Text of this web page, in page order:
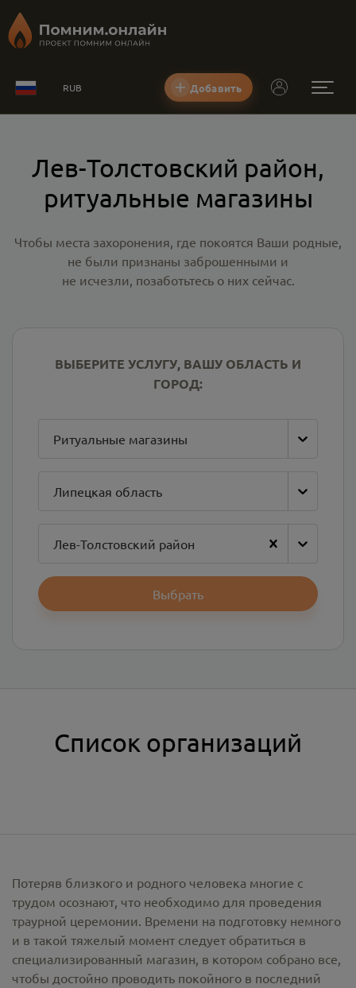
RUB Добавить
Лев-Толстовский район,
ритуальные магазины
Чтобы места захоронения, где покоятся Ваши родные,
не были признаны заброшенными и
не исчезли, позаботьтесь о них сейчас.
ВЫБЕРИТЕ УСЛУГУ, ВАШУ ОБЛАСТЬ И
ГОРОД:
Ритуальные магазины
Липецкая область
Лев-Толстовский район
Выбрать
Список организаций
Потеряв близкого и родного человека многие с
трудом осознают, что необходимо для проведения
траурной церемонии. Времени на подготовку немного
и в такой тяжелый момент следует обратиться в
специализированный магазин, в котором собрано все,
чтобы достойно проводить покойного в последний